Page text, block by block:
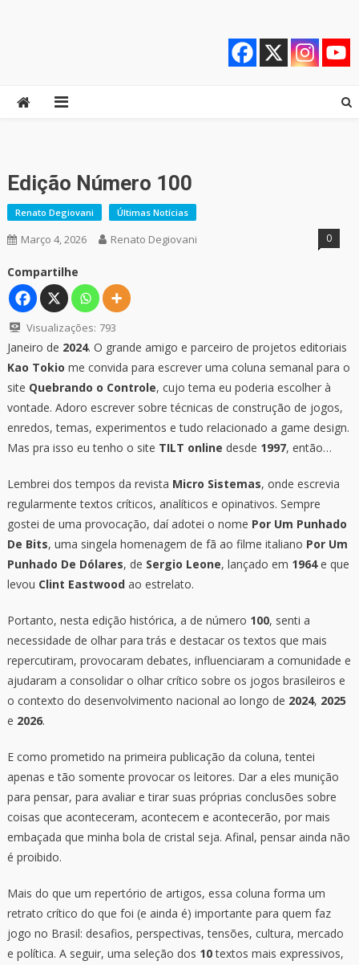
Quebrando o Controle
Edição Número 100
Renato Degiovani Últimas Notícias
Março 4, 2026 Renato Degiovani 0
Compartilhe
Visualizações: 793
Janeiro de 2024. O grande amigo e parceiro de projetos editoriais
Kao Tokio me convida para escrever uma coluna semanal para o
site Quebrando o Controle, cujo tema eu poderia escolher à
vontade. Adoro escrever sobre técnicas de construção de jogos,
enredos, temas, experimentos e tudo relacionado a game design.
Mas pra isso eu tenho o site TILT online desde 1997, então…
Lembrei dos tempos da revista Micro Sistemas, onde escrevia
regularmente textos críticos, analíticos e opinativos. Sempre
gostei de uma provocação, daí adotei o nome Por Um Punhado
De Bits, uma singela homenagem de fã ao filme italiano Por Um
Punhado De Dólares, de Sergio Leone, lançado em 1964e que
levou Clint Eastwoodao estrelato.
Portanto, nesta edição histórica, a de número 100, senti a
necessidade de olhar para trás e destacar os textos que mais
repercutiram, provocaram debates, influenciaram a comunidade e
ajudaram a consolidar o olhar crítico sobre os jogos brasileiros e
o contexto do desenvolvimento nacional ao longo de 2024, 2025
e 2026.
E como prometido na primeira publicação da coluna, tentei
apenas e tão somente provocar os leitores. Dar a eles munição
para pensar, para avaliar e tirar suas próprias conclusões sobre
coisas que aconteceram, acontecem e acontecerão, por mais
embaçada que minha bola de cristal seja. Afinal, pensar ainda não
é proibido.
Mais do que um repertório de artigos, essa coluna forma um
retrato crítico do que foi (e ainda é) importante para quem faz
jogo no Brasil: desafios, perspectivas, tensões, cultura, mercado
e política. A seguir, uma seleção dos 10textos mais expressivos,